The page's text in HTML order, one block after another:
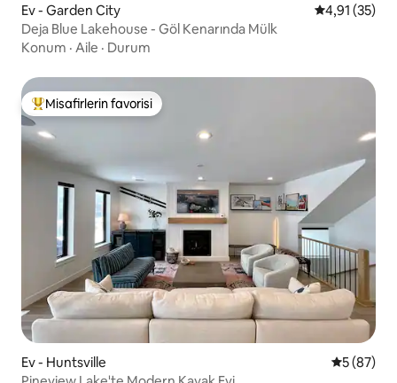
Ev - Garden City 5 üzerinden
4,91 (35)
Deja Blue Lakehouse - Göl Kenarında Mülk
Konum · Aile · Durum
Misafirlerin favorilerinden en beğenilenler arasında
Misafirlerin favorisi
Ev - Huntsville 55 (87)